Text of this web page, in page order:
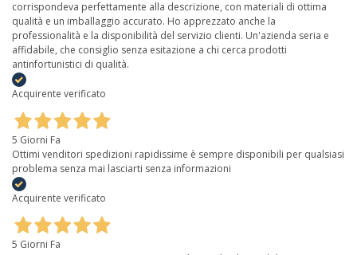
corrispondeva perfettamente alla descrizione, con materiali di ottima
qualità e un imballaggio accurato. Ho apprezzato anche la
professionalità e la disponibilità del servizio clienti. Un'azienda seria e
affidabile, che consiglio senza esitazione a chi cerca prodotti
antinfortunistici di qualità.
Acquirente verificato
5 Giorni Fa
Ottimi venditori spedizioni rapidissime è sempre disponibili per qualsiasi
problema senza mai lasciarti senza informazioni
Acquirente verificato
5 Giorni Fa